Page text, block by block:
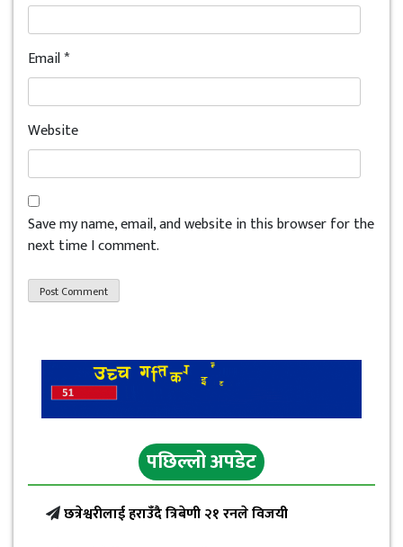
Email*
Website
Save my name, email, and website in this browser for the
next time I comment.
पछिल्लो अपडेट
छत्रेश्वरीलाई हराउँदै त्रिबेणी २१ रनले विजयी